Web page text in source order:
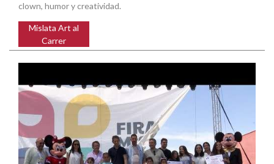
clown, humor y creatividad.
Mislata Art al
Carrer